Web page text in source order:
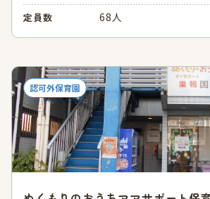
定員数 68人
認可外保育園